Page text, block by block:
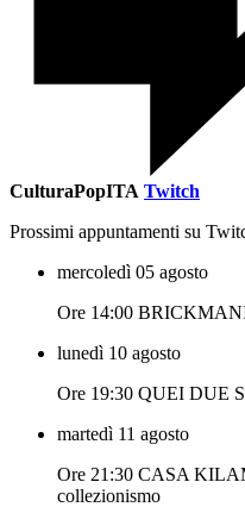
CulturaPopITA Twitch
Prossimi appuntamenti su
mercoledì 05 agosto
Ore 14:00
lunedì 10 agosto
Ore 19:30 QUEI DUE
martedì 11 agosto
Ore 21:30 CASA
collezionismo